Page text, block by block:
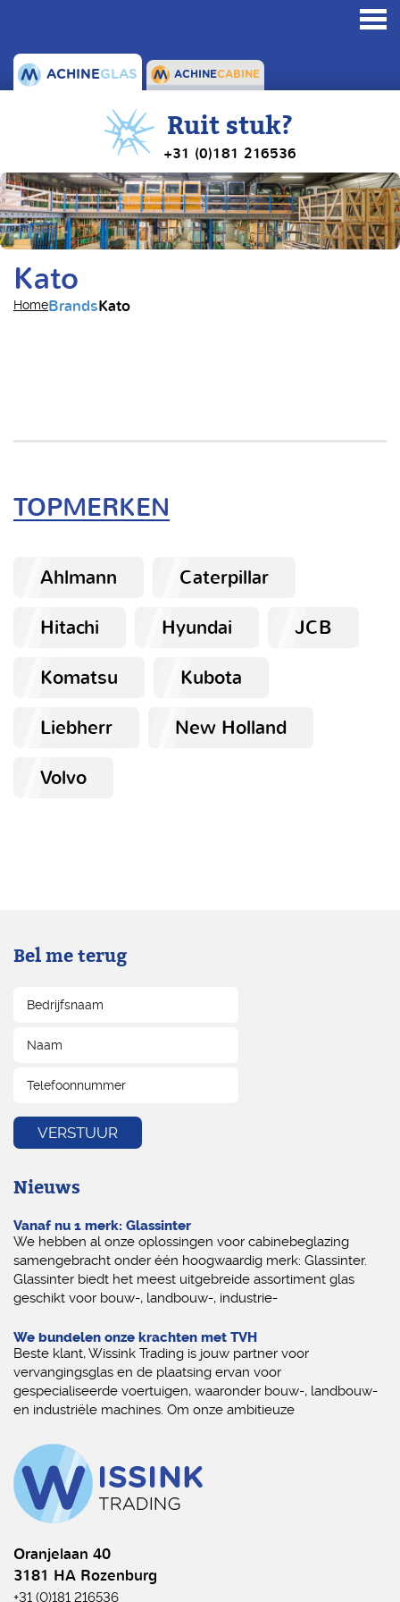
ACHINEGLAS ACHINECABINE
Ruit stuk?
+31 (0)181 216536
Kato
HomeBrandsKato
TOPMERKEN
Ahlmann
Caterpillar
Hitachi
Hyundai
JCB
Komatsu
Kubota
Liebherr
New Holland
Volvo
Bel me terug
Nieuws
Vanaf nu 1 merk: Glassinter
We hebben al onze oplossingen voor cabinebeglazing
samengebracht onder één hoogwaardig merk: Glassinter.
Glassinter biedt het meest uitgebreide assortiment glas
geschikt voor bouw-, landbouw-, industrie-
We bundelen onze krachten met TVH
Beste klant, Wissink Trading is jouw partner voor
vervangingsglas en de plaatsing ervan voor
gespecialiseerde voertuigen, waaronder bouw-, landbouw-
en industriële machines. Om onze ambitieuze
Oranjelaan 40
3181 HA Rozenburg
+31 (0)181 216536